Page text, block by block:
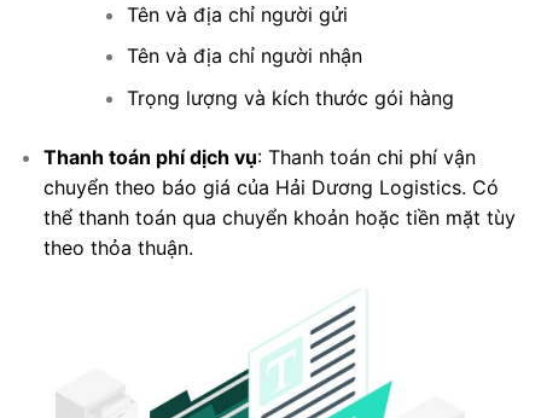
Tên và địa chỉ người gửi
Tên và địa chỉ người nhận
Trọng lượng và kích thước gói hàng
Thanh toán phí dịch vụ: Thanh toán chi phí vận
chuyển theo báo giá của Hải Dương Logistics. Có
thể thanh toán qua chuyển khoản hoặc tiền mặt tùy
theo thỏa thuận.